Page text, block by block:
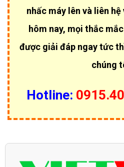
nhấc máy lên và liên
hôm nay, mọi thắc
được giải đáp ngay tức
chúng
Hotline: